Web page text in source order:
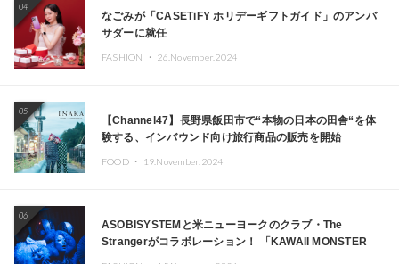
04
なごみが「CASETiFY ホリデーギフトガイド」のアンバ
サダーに就任
FASHION ・ 26.November.2024
05
【Channel47】長野県飯田市で“本物の日本の田舎“を体
験する、インバウンド向け旅行商品の販売を開始
FOOD ・ 19.November.2024
06
ASOBISYSTEMと米ニューヨークのクラブ・The
Strangerがコラボレーション！ 「KAWAII MONSTER